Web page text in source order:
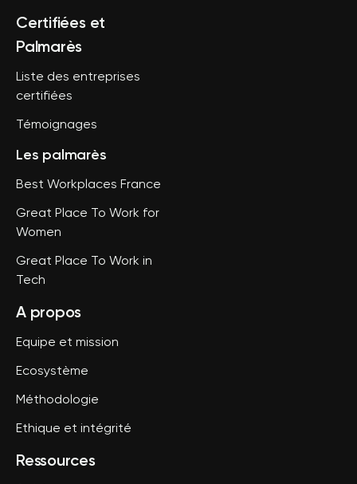
Certifiées et
Palmarès
Liste des entreprises
certifiées
Témoignages
Les palmarès
Best Workplaces France
Great Place To Work for
Women
Great Place To Work in
Tech
A propos
Equipe et mission
Ecosystème
Méthodologie
Ethique et intégrité
Ressources